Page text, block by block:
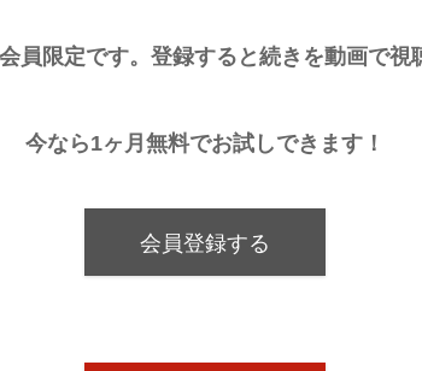
員限定です。登録すると続きを動画で視
今なら1ヶ月無料でお試しできます！
会員登録する